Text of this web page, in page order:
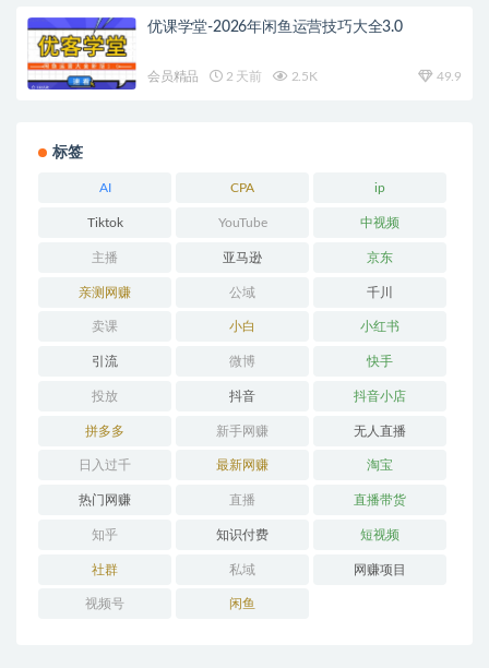
优课学堂-2026年闲鱼运营技巧大全3.0
会员精品 2 天前 2.5K 49.9
标签
AI CPA ip
Tiktok YouTube 中视频
主播 亚马逊 京东
亲测网赚 公域 千川
卖课 小白 小红书
引流 微博 快手
投放 抖音 抖音小店
拼多多 新手网赚 无人直播
日入过千 最新网赚 淘宝
热门网赚 直播 直播带货
知乎 知识付费 短视频
社群 私域 网赚项目
视频号 闲鱼